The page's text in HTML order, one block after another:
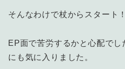
そんなわけで杖からスタート！
EP面で苦労するかと心配で
にも気に入りました。